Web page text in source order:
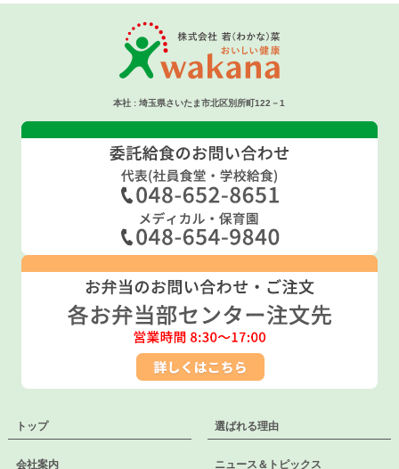
本社 : 埼玉県さいたま市北区別所町122－1
トップ 選ばれる理由
会社案内 ニュース＆トピックス